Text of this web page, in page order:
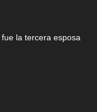
la tercera esposa